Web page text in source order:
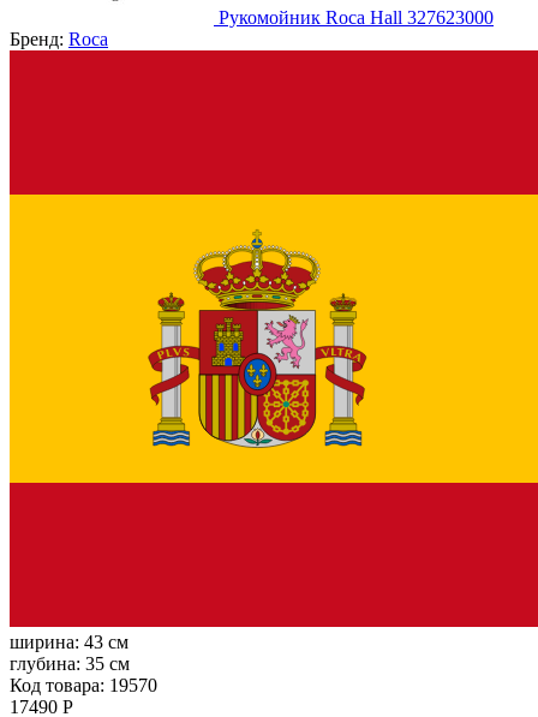
Рукомойник Roca Hall 327623000
Бренд: Roca
ширина: 43 см
глубина: 35 см
Код товара: 19570
17490 Р